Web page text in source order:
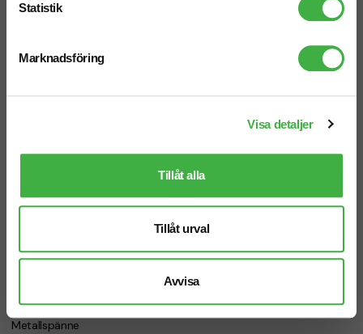
Statistik
Marknadsföring
Visa detaljer
Tillåt alla
Tillåt urval
Avvisa
• Baseball • 5 paneler • Bomull •
• Baseball • 6 paneler • Bomull •
Metallspänne
• Trucker • 6 paneler • Flexfit